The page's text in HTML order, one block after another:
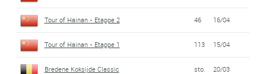
Tour of Hainan - Etappe 2 46 16/04
Tour of Hainan - Etappe 1 113 15/04
Bredene Koksijde Classic sto. 20/03